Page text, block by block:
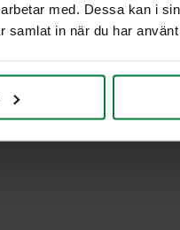
med. Dessa kan i
samlat in när du har